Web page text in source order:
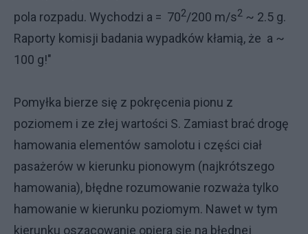
pola rozpadu. Wychodzi a = 702/200 m/s2 ~ 2.5 g.
Raporty komisji badania wypadków kłamią, że a ~
100 g!"
Pomyłka bierze się z pokręcenia pionu z
poziomem i ze złej wartości S. Zamiast brać drogę
hamowania elementów samolotu i części ciał
pasażerów w kierunku pionowym (najkrótszego
hamowania), błędne rozumowanie rozważa tylko
hamowanie w kierunku poziomym. Nawet w tym
kierunku oszacowanie opiera się na błędnej